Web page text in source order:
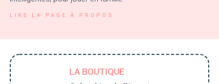
LIRE LA PAGE À PROPOS
LA BOUTIQUE